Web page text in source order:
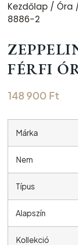
Kezdőlap / Óra
8886-2
FÉRFI
148 900 Ft
Márka
Nem
Típus
Alapszín
Kollekció